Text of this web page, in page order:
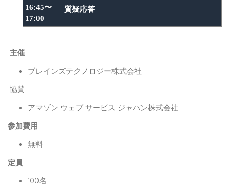
16:45〜
17:00
質疑応答
主催
ブレインズテクノロジー株式会社
協賛
アマゾン ウェブ サービス ジャパン株式会社
参加費用
無料
定員
100名